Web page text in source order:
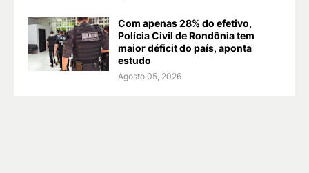
Com apenas 28% do efetivo,
Polícia Civil de Rondônia tem
maior déficit do país, aponta
estudo
Agosto 05, 2026